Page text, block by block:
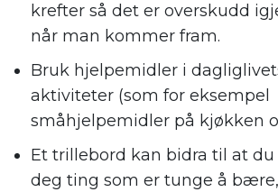
krefter så det er overskudd
når man kommer fram.
Bruk hjelpemidler i
aktiviteter (som for eksempel
småhjelpemidler på kjøkken
Et trillebord kan bidra til at du
deg ting som er tunge å